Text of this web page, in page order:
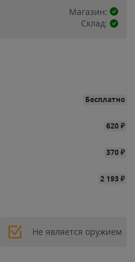
Магазин:
Склад:
Бесплатно
620₽
370₽
2 193₽
Не является оружием